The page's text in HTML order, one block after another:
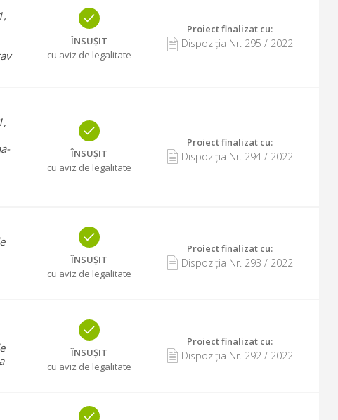
ÎNSUȘIT
cu aviz de legalitate
Proiect finalizat cu:
Dispoziția Nr. 295 / 2022
ÎNSUȘIT
cu aviz de legalitate
Proiect finalizat cu:
Dispoziția Nr. 294/ 2022
ÎNSUȘIT
cu aviz de legalitate
Proiect finalizat cu:
Dispoziția Nr. 293 / 2022
ÎNSUȘIT
cu aviz de legalitate
Proiect finalizat cu:
Dispoziția Nr. 292 / 2022